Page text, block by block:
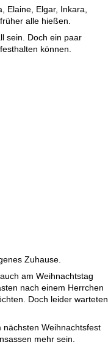
Elaine, Elgar, Inkara,
alle hießen.
sein. Doch ein paar
können.
Zuhause.
am Weihnachtstag
nach einem Herrchen
Doch leider warteten
Weihnachtsfest
mehr sein.